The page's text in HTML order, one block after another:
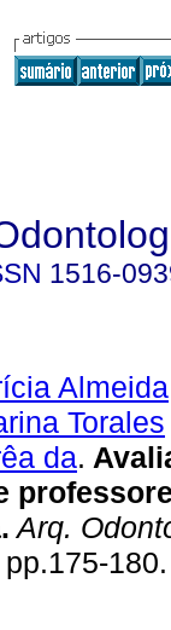
1516-
Almeida
Torales
da.
. Arq.